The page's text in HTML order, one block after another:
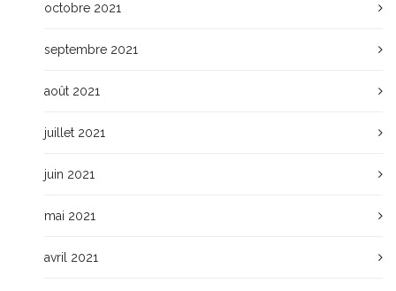
octobre 2021
septembre 2021
août 2021
juillet 2021
juin 2021
mai 2021
avril 2021